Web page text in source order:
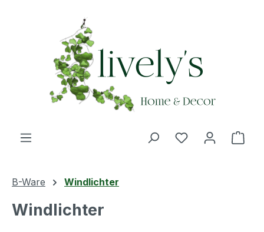
Du hast 0
B-Ware Windlichter
Windlichter